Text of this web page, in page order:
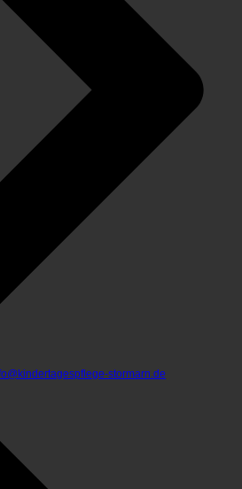
stormarn.de